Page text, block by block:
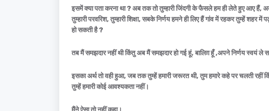
इसमें क्या पता करना था ? अब तक तो तुम्हारी जिंदगी के फैसले हम ही लेते हुए आए हैं,
तुम्हारी परवरिश, तुम्हारी शिक्षा, सबके निर्णय हमने ही लिए हैं गांव में रहकर तुम्हें शहर में
हो सकती है ?
तब मैं समझदार नहीं थी किंतु अब मैं समझदार हो गई हूं, बालिग़ हूँ ,अपने निर्णय स्वयं ले
इसका अर्थ तो वही हुआ, जब तक तुम्हें हमारी जरूरत थी, तुम हमारे कहे पर चलती रहीं
तुम्हें हमारी कोई आवश्यकता नहीं।